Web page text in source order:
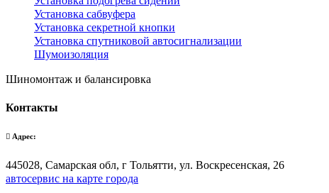
Установка сабвуфера
Установка секретной кнопки
Установка спутниковой автосигнализации
Шумоизоляция
Шиномонтаж и балансировка
Контакты
Адрес:
445028, Самарская обл, г Тольятти, ул. Воскресенская, 26
автосервис на карте города